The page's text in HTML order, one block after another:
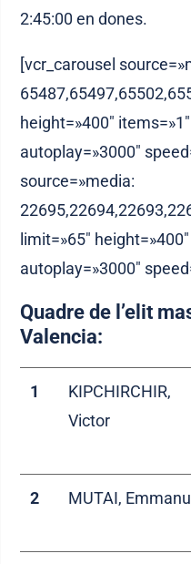
2:45:00 en dones.
[vcr_carousel
height=»400″
autoplay=»3000″
source=»media:
limit=»65″
autoplay=»3000″
Quadre de l’elit
Valencia:
1
KIPCHIRCHIR,
Victor
2 MUTAI,